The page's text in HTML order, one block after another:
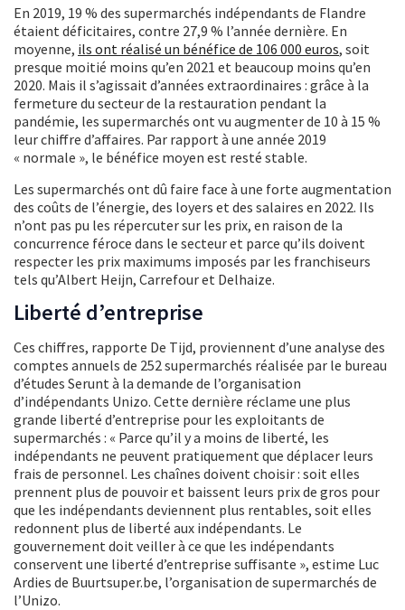
En 2019, 19 % des supermarchés indépendants de Flandre
étaient déficitaires, contre 27,9 % l’année dernière. En
moyenne, ils ont réalisé un bénéfice de 106 000 euros, soit
presque moitié moins qu’en 2021 et beaucoup moins qu’en
2020. Mais il s’agissait d’années extraordinaires : grâce à la
fermeture du secteur de la restauration pendant la
pandémie, les supermarchés ont vu augmenter de 10 à 15 %
leur chiffre d’affaires. Par rapport à une année 2019
« normale », le bénéfice moyen est resté stable.
Les supermarchés ont dû faire face à une forte augmentation
des coûts de l’énergie, des loyers et des salaires en 2022. Ils
n’ont pas pu les répercuter sur les prix, en raison de la
concurrence féroce dans le secteur et parce qu’ils doivent
respecter les prix maximums imposés par les franchiseurs
tels qu’Albert Heijn, Carrefour et Delhaize.
Liberté d’entreprise
Ces chiffres, rapporte De Tijd, proviennent d’une analyse des
comptes annuels de 252 supermarchés réalisée par le bureau
d’études Serunt à la demande de l’organisation
d’indépendants Unizo. Cette dernière réclame une plus
grande liberté d’entreprise pour les exploitants de
supermarchés : « Parce qu’il y a moins de liberté, les
indépendants ne peuvent pratiquement que déplacer leurs
frais de personnel. Les chaînes doivent choisir : soit elles
prennent plus de pouvoir et baissent leurs prix de gros pour
que les indépendants deviennent plus rentables, soit elles
redonnent plus de liberté aux indépendants. Le
gouvernement doit veiller à ce que les indépendants
conservent une liberté d’entreprise suffisante », estime Luc
Ardies de Buurtsuper.be, l’organisation de supermarchés de
l’Unizo.